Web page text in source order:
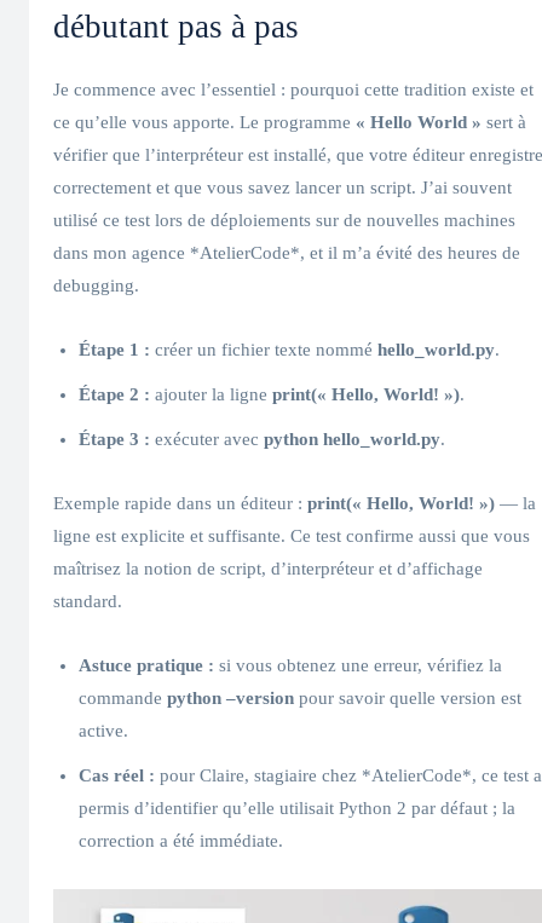
débutant pas à pas
Je commence avec l’essentiel : pourquoi cette tradition existe et
ce qu’elle vous apporte. Le programme « Hello World » sert à
vérifier que l’interpréteur est installé, que votre éditeur enregistre
correctement et que vous savez lancer un script. J’ai souvent
utilisé ce test lors de déploiements sur de nouvelles machines
dans mon agence *AtelierCode*, et il m’a évité des heures de
debugging.
Étape 1 : créer un fichier texte nommé hello_world.py.
Étape 2 : ajouter la ligne print(« Hello, World! »).
Étape 3 : exécuter avec python hello_world.py.
Exemple rapide dans un éditeur : print(« Hello, World! ») — la
ligne est explicite et suffisante. Ce test confirme aussi que vous
maîtrisez la notion de script, d’interpréteur et d’affichage
standard.
Astuce pratique : si vous obtenez une erreur, vérifiez la
commande python –version pour savoir quelle version est
active.
Cas réel : pour Claire, stagiaire chez *AtelierCode*, ce test a
permis d’identifier qu’elle utilisait Python 2 par défaut ; la
correction a été immédiate.